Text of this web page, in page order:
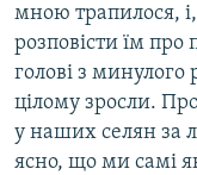
мною трапилося,
розповісти їм про
голові з минулого
цілому зросли.
у наших селян за
ясно, що ми самі